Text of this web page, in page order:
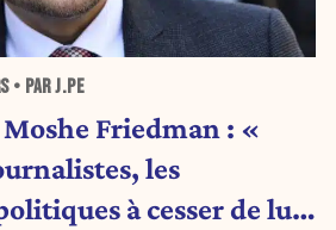
• PAR J.PE
Friedman : «
les
à cesser de lui